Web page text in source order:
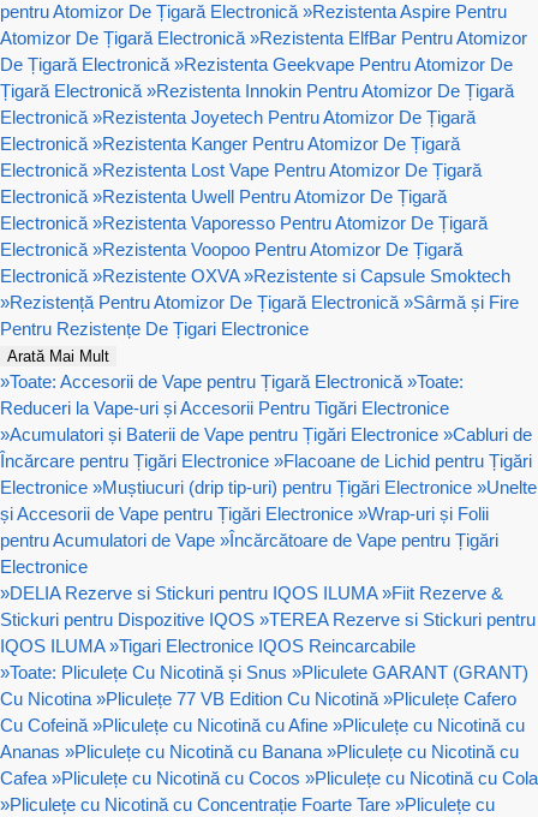
pentru Atomizor De Țigară Electronică »Rezistenta Aspire Pentru
Atomizor De Țigară Electronică »Rezistenta ElfBar Pentru Atomizor
De Țigară Electronică »Rezistenta Geekvape Pentru Atomizor De
Țigară Electronică »Rezistenta Innokin Pentru Atomizor De Țigară
Electronică »Rezistenta Joyetech Pentru Atomizor De Țigară
Electronică »Rezistenta Kanger Pentru Atomizor De Țigară
Electronică »Rezistenta Lost Vape Pentru Atomizor De Țigară
Electronică »Rezistenta Uwell Pentru Atomizor De Țigară
Electronică »Rezistenta Vaporesso Pentru Atomizor De Țigară
Electronică »Rezistenta Voopoo Pentru Atomizor De Țigară
Electronică »Rezistente OXVA »Rezistente si Capsule Smoktech
»Rezistență Pentru Atomizor De Țigară Electronică »Sârmă și Fire
Pentru Rezistențe De Țigari Electronice
Arată Mai Mult
»Toate: Accesorii de Vape pentru Țigară Electronică »Toate:
Reduceri la Vape-uri și Accesorii Pentru Tigări Electronice
»Acumulatori și Baterii de Vape pentru Țigări Electronice »Cabluri de
Încărcare pentru Țigări Electronice »Flacoane de Lichid pentru Țigări
Electronice »Muștiucuri (drip tip-uri) pentru Țigări Electronice »Unelte
și Accesorii de Vape pentru Țigări Electronice »Wrap-uri și Folii
pentru Acumulatori de Vape »Încărcătoare de Vape pentru Țigări
Electronice
»DELIA Rezerve si Stickuri pentru IQOS ILUMA »Fiit Rezerve &
Stickuri pentru Dispozitive IQOS »TEREA Rezerve si Stickuri pentru
IQOS ILUMA »Tigari Electronice IQOS Reincarcabile
»Toate: Pliculețe Cu Nicotină și Snus »Pliculete GARANT (GRANT)
Cu Nicotina »Pliculețe 77 VB Edition Cu Nicotină »Pliculețe Cafero
Cu Cofeină »Pliculețe cu Nicotină cu Afine »Pliculețe cu Nicotină cu
Ananas »Pliculețe cu Nicotină cu Banana »Pliculețe cu Nicotină cu
Cafea »Pliculețe cu Nicotină cu Cocos »Pliculețe cu Nicotină cu Cola
»Pliculețe cu Nicotină cu Concentrație Foarte Tare »Pliculețe cu